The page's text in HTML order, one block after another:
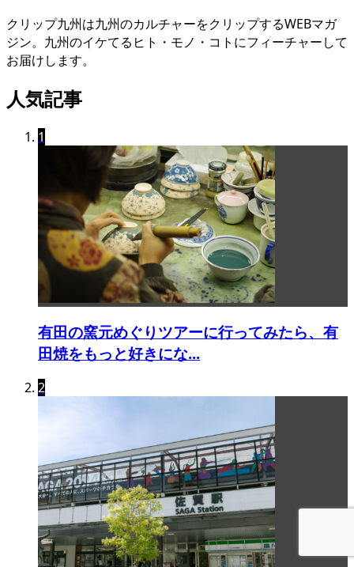
クリップ九州は九州のカルチャーをクリップするWEBマガ
ジン。九州のイケてるヒト・モノ・コトにフィーチャーして
お届けします。
人気記事
1
有田の窯元めぐりツアーに行ってみたら、有
田焼をもっと好きにな...
2